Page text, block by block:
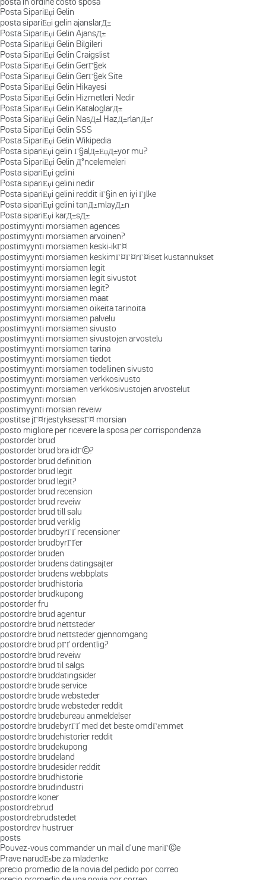
Posta SipariЕџi Gelin
posta sipariЕџi gelin ajanslarД±
Posta SipariЕџi Gelin AjansД±
Posta SipariЕџi Gelin Bilgileri
Posta SipariЕџi Gelin Craigslist
Posta SipariЕџi Gelin GerГ§ek
Posta SipariЕџi Gelin GerГ§ek Site
Posta SipariЕџi Gelin Hikayesi
Posta SipariЕџi Gelin Hizmetleri Nedir
Posta SipariЕџi Gelin KataloglarД±
Posta SipariЕџi Gelin NasД±l HazД±rlanД±r
Posta SipariЕџi Gelin SSS
Posta SipariЕџi Gelin Wikipedia
Posta sipariЕџi gelin Г§alД±ЕџД±yor mu?
Posta SipariЕџi Gelin Д°ncelemeleri
Posta sipariЕџi gelini
Posta sipariЕџi gelini nedir
Posta sipariЕџi gelini reddit iГ§in en iyi Гјlke
Posta sipariЕџi gelini tanД±mlayД±n
Posta sipariЕџi karД±sД±
postimyynti morsiamen agences
postimyynti morsiamen arvoinen?
postimyynti morsiamen keski-ikГ¤
postimyynti morsiamen keskimГ¤Г¤rГ¤iset kustannukset
postimyynti morsiamen legit
postimyynti morsiamen legit sivustot
postimyynti morsiamen legit?
postimyynti morsiamen maat
postimyynti morsiamen oikeita tarinoita
postimyynti morsiamen palvelu
postimyynti morsiamen sivusto
postimyynti morsiamen sivustojen arvostelu
postimyynti morsiamen tarina
postimyynti morsiamen tiedot
postimyynti morsiamen todellinen sivusto
postimyynti morsiamen verkkosivusto
postimyynti morsiamen verkkosivustojen arvostelut
postimyynti morsian
postimyynti morsian reveiw
postitse jГ¤rjestyksessГ¤ morsian
posto migliore per ricevere la sposa per corrispondenza
postorder brud
postorder brud bra idГ©?
postorder brud definition
postorder brud legit
postorder brud legit?
postorder brud recension
postorder brud reveiw
postorder brud till salu
postorder brud verklig
postorder brudbyrГҐ recensioner
postorder brudbyrГҐer
postorder bruden
postorder brudens datingsajter
postorder brudens webbplats
postorder brudhistoria
postorder brudkupong
postorder fru
postordre brud agentur
postordre brud nettsteder
postordre brud nettsteder gjennomgang
postordre brud pГҐ ordentlig?
postordre brud reveiw
postordre brud til salgs
postordre bruddatingsider
postordre brude service
postordre brude websteder
postordre brude websteder reddit
postordre brudebureau anmeldelser
postordre brudebyrГҐ med det beste omdГёmmet
postordre brudehistorier reddit
postordre brudekupong
postordre brudeland
postordre brudesider reddit
postordre brudhistorie
postordre brudindustri
postordre koner
postordrebrud
postordrebrudstedet
postordrev hustruer
posts
Pouvez-vous commander un mail d'une mariГ©e
Prave narudЕѕbe za mladenke
precio promedio de la novia del pedido por correo